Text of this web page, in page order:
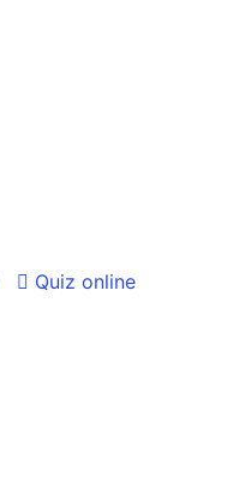
Quiz online